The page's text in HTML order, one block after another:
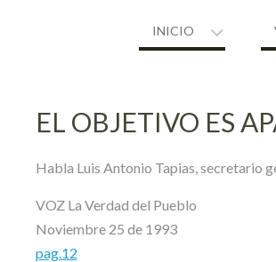
INICIO
EL OBJETIVO ES
Habla Luis Antonio Tapias, secretario
VOZ La Verdad del Pueblo
Noviembre 25 de 1993
pag.12